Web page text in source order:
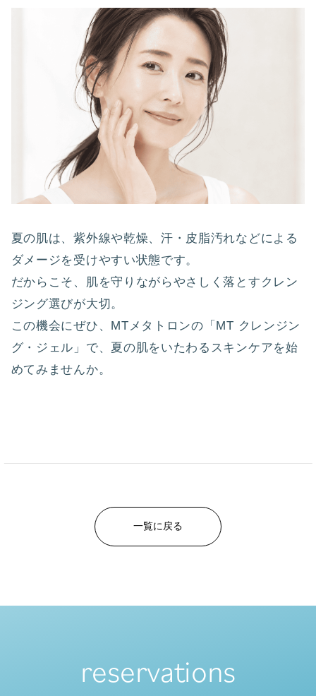
夏の肌は、紫外線や乾燥、汗・皮脂汚れなどによる
ダメージを受けやすい状態です。
だからこそ、肌を守りながらやさしく落とすクレン
ジング選びが大切。
この機会にぜひ、MTメタトロンの「MT クレンジン
グ・ジェル」で、夏の肌をいたわるスキンケアを始
めてみませんか。
一覧に戻る
reservations